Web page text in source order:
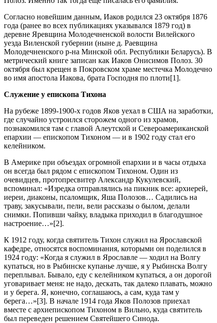
Согласно новейшим данным, Иаков родился 23 октября 1876
года (ранее во всех публикациях указывался 1879 год) в
деревне Яревщина Молодечненской волости Вилейского
уезда Виленской губернии (ныне д. Раевщина
Молодечненского р-на Минской обл. Республики Беларусь). В
метрический книге записан как Иаков Онисимов Полоз. 30
октября был крещен в Покровском храме местечка Молодечно
во имя апостола Иакова, брата Господня по плоти[1].
Служение у епископа Тихона
На рубеже 1899-1900‑х годов Яков уехал в США на заработки,
где случайно устроился сторожем одного из храмов,
познакомился там с главой Алеутской и Североамериканской
епархии — епископом Тихоном — и в 1902 году стал его
келейником.
В Америке при объездах огромной епархии и в часы отдыха
он всегда был рядом с епископом Тихоном. Один из
очевидцев, протопресвитер Александр Кукулевский,
вспоминал: «Изредка отправлялись на пикник все: архиерей,
иереи, диаконы, псаломщик, Яша Полозов… Садились на
траву, закусывали, пели, вели рассказы о былом, делали
снимки. Попивши чайку, владыка приходил в благодушное
настроение…»[2].
К 1912 году, когда святитель Тихон служил на Ярославской
кафедре, относятся воспоминания, которыми он поделился в
1924 году: «Когда я служил в Ярославле — ходил на Волгу
купаться, но в Рыбинске купанье лучше, я у Рыбинска Волгу
переплывал. Бывало, еду с келейником купаться, а он дорогой
уговаривает меня: не надо, дескать, так далеко плавать, можно
и у берега. Я, конечно, соглашаюсь, а сам, куда там у
берега…»[3]. В начале 1914 года Яков Полозов приехал
вместе с архиепископом Тихоном в Вильно, куда святитель
был переведен решением Святейшего Синода.